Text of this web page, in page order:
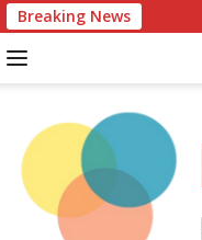
Breaking News